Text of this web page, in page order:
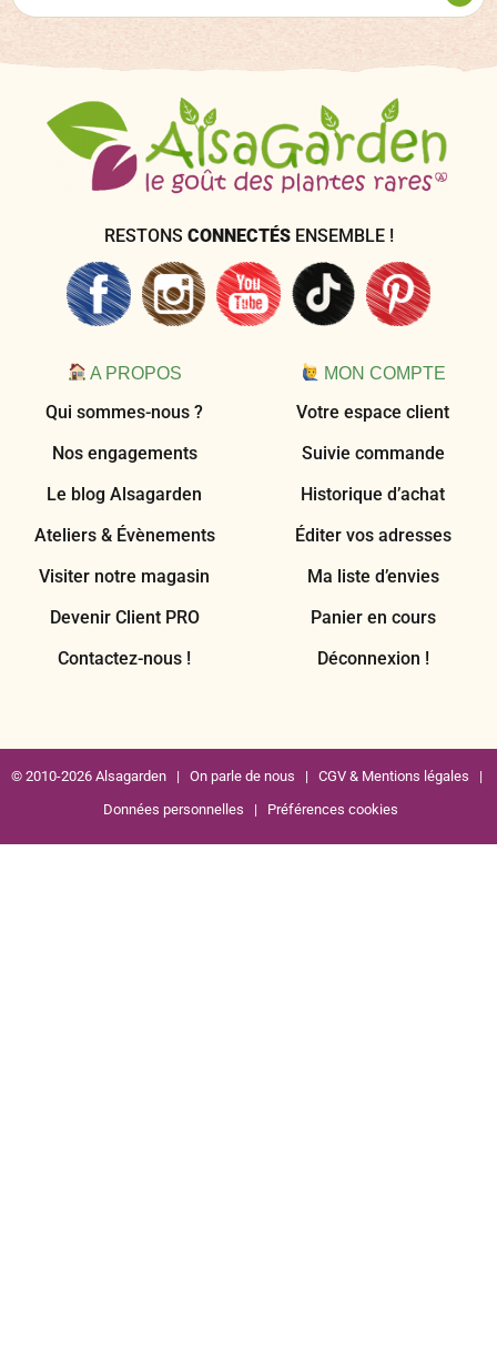
RESTONS CONNECTÉS ENSEMBLE !
A PROPOS
Qui sommes-nous ?
Nos engagements
Le blog Alsagarden
Ateliers & Évènements
Visiter notre magasin
Devenir Client PRO
Contactez-nous !
MON COMPTE
Votre espace client
Suivie commande
Historique d’achat
Éditer vos adresses
Ma liste d’envies
Panier en cours
Déconnexion !
© 2010-2026 Alsagarden | On parle de nous | CGV & Mentions légales |
Données personnelles | Préférences cookies